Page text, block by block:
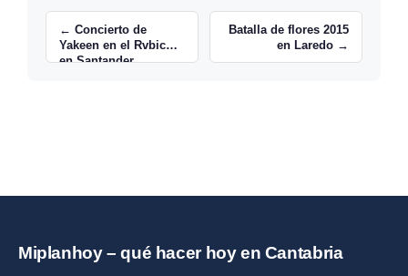
← Concierto de
Yakeen en el Rvbicón
en Santander
Batalla de flores 2015
en Laredo →
Miplanhoy – qué hacer hoy en Cantabria